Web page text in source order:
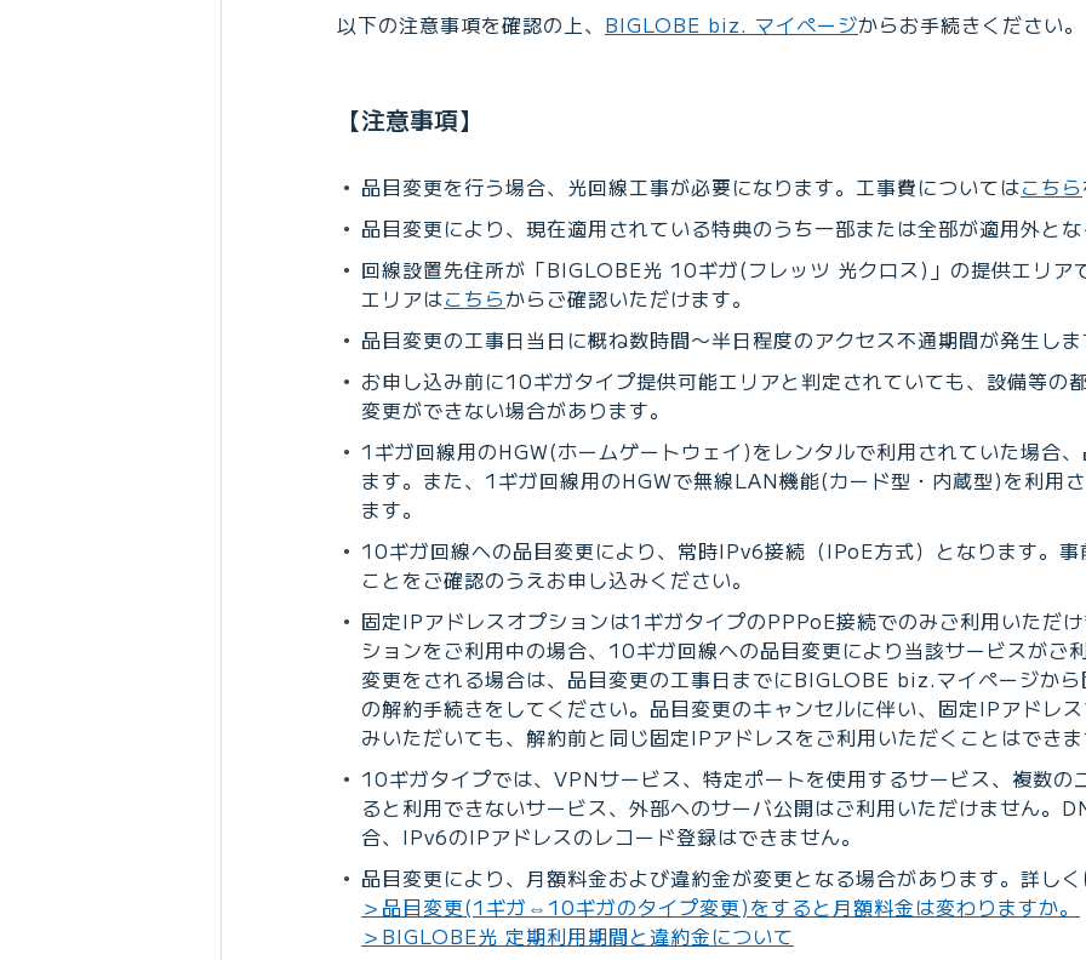
以下の注意事項を確認の上、 BIGLOBE biz. マイページからお手続きください。
【注意事項】
品目変更を行う場合、光回線工事が必要になります。工事費についてはこちら
品目変更により、現在適用されている特典のうち一部または全部が適用外と
回線設置先住所が「BIGLOBE光 10ギガ(フレッツ 光クロス)」の提供エリア
エリアはこちらからご確認いただけます。
品目変更の⼯事日当日に概ね数時間〜半日程度のアクセス不通期間が発⽣し
お申し込み前に10ギガタイプ提供可能エリアと判定されていても、設備等の
変更ができない場合があります。
1ギガ回線用のHGW(ホームゲートウェイ)をレンタルで利用されていた場合
ます。また、1ギガ回線用のHGWで無線LAN機能(カード型・内蔵型)を利用
ます。
10ギガ回線への品目変更により、常時IPv6接続（IPoE方式）となります。
ことをご確認のうえお申し込みください。
固定IPアドレスオプションは1ギガタイプのPPPoE接続でのみご利用いただ
ションをご利用中の場合、10ギガ回線への品目変更により当該サービスがご
変更をされる場合は、品目変更の工事日までにBIGLOBE biz.マイページか
の解約手続きをしてください。品目変更のキャンセルに伴い、固定IPアドレ
みいただいても、解約前と同じ固定IPアドレスをご利用いただくことはでき
10ギガタイプでは、VPNサービス、特定ポートを使用するサービス、複数の
ると利用できないサービス、外部へのサーバ公開はご利用いただけません。
合、IPv6のIPアドレスのレコード登録はできません。
品目変更により、月額料金および違約金が変更となる場合があります。詳し
＞品目変更(1ギガ⇔10ギガのタイプ変更)をすると月額料金は変わりますか。
＞BIGLOBE光 定期利用期間と違約金について